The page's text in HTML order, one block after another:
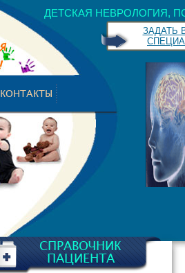
КОНТАКТЫ
ДЕТСКАЯ НЕВРОЛОГИЯ,
ЗАДАТЬ
СПРАВОЧНИК
ПАЦИЕНТА